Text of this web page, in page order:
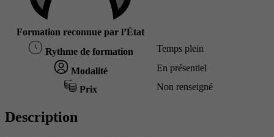
Formation reconnue par l’État
Rythme de formation Temps plein
Modalité En présentiel
Prix Non renseigné
Description